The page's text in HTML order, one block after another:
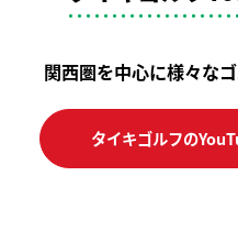
関西圏を中心に様々な
タイキゴルフの